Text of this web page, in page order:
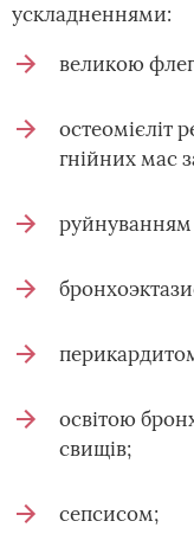
ускладненнями:
великою
остеомієліт
гнійних мас
руйнуванням
освітою
свищів;
сепсисом;